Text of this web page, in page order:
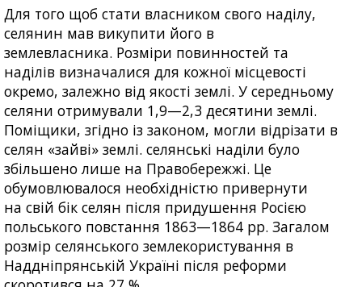
Для того щоб стати власником свого наділу,
селянин мав викупити його в
землевласника. Розміри повинностей та
наділів визначалися для кожної місцевості
окремо, залежно від якості землі. У середньому
селяни отримували 1,9—2,3 десятини землі.
Поміщики, згідно із законом, могли відрізати в
селян «зайві» землі. селянські наділи було
збільшено лише на Правобережжі. Це
обумовлювалося необхідністю привернути
на свій бік селян після придушення Росією
польського повстання 1863—1864 рр. Загалом
розмір селянського землекористування в
Наддніпрянській Україні після реформи